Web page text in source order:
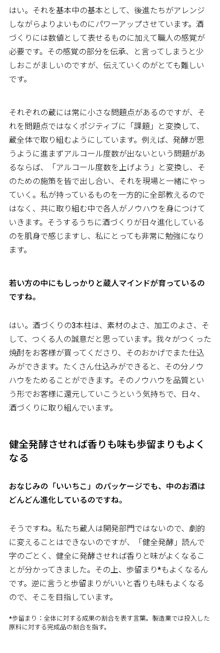
はい。それを基本中の基本として、後進たちがアレンジ
しながらよりよいものにパワーアップさせています。酒
づくりには数値として表せるものに加えて職人の感覚が
必要です。その感覚の部分を伝承、と言ってしまうと少
しおこがましいのですが、伝えていくのがとても難しい
です。
それぞれの蔵には常に小さな問題点があるのですが、そ
れを問題点ではなくポジティブに「課題」と変換して、
蔵全体で取り組むようにしています。例えば、発酵が思
うように進まずアルコール度数が出ないという問題があ
るならば、「アルコール度数を上げよう」と変換し、そ
のための施策を皆で出し合い、それを現場と一緒にやっ
ていく。私が持っているものを一方的に全部教えるので
はなく、共に取り組む中で各人がノウハウを身につけて
いきます。そうするうちに酒づくりが日々進化している
のを肌身で感じますし、私にとっても非常に勉強になり
ます。
――若い方の中にもしっかりと蔵人マインドが育っているの
ですね。
はい。酒づくりの3本柱は、素材のよさ、加工のよさ、そ
して、つくる人の誠意だと思っています。我々がつくった
焼酎をお客様が買ってくださり、そのおかげでまた仕込
みができます。たくさん仕込みができると、その分ノウ
ハウをためることができます。そのノウハウを品質とい
う形でお客様に還元していこうという気持ちで、日々、
酒づくりに取り組んでいます。
健全発酵させれば香りも味も歩留まりもよく
なる
――おなじみの「いいちこ」のパッケージでも、中のお酒は
どんどん進化しているのですね。
そうですね。私たち蔵人は開発部門ではないので、劇的
に変えることはできないのですが、「健全発酵」――読んで
字のごとく、健全に発酵させれば香りと味がよくなるこ
とが分かってきました。その上、歩留まり*もよくなるん
です。逆に言うと歩留まりがいいと香りも味もよくなる
ので、そこを目指しています。
*歩留まり：全体に対する成果の割合を表す言葉。製造業では投入した
原料に対する完成品の割合を指す。